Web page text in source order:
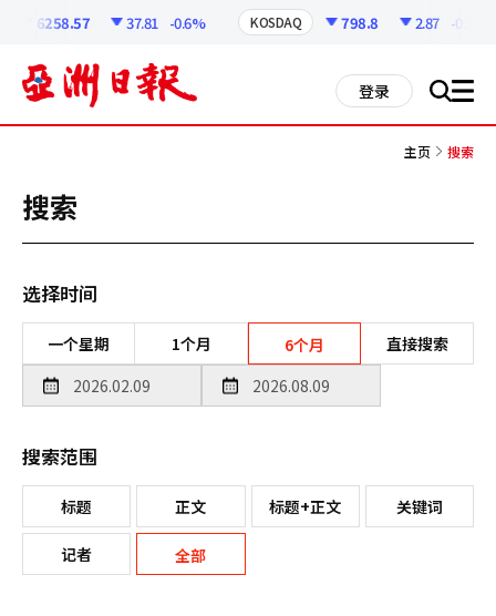
6258.57 37.81 -0.6% KOSDAQ 798.8 2.87 -0.36%
登录 搜 all
主页 搜索
搜索
选择时间
一个星期 1个月 6个月 直接搜索
搜索范围
标题 正文 标题+正文 关键词
记者 全部